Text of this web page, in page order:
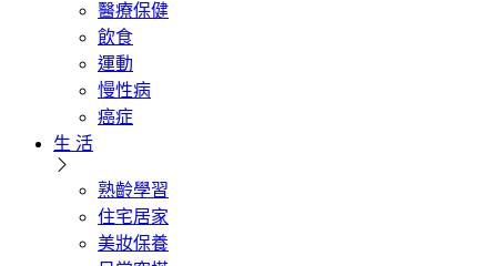
醫療保健
飲食
運動
慢性病
癌症
生 活
熟齡學習
住宅居家
美妝保養